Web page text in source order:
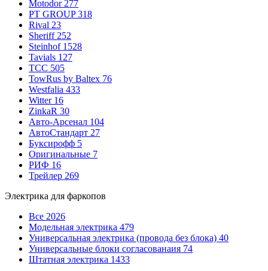
Motodor 277
PT GROUP 318
Rival 23
Sheriff 252
Steinhof 1528
Tavials 127
TCC 505
TowRus by Baltex 76
Westfalia 433
Witter 16
ZinkaR 30
Авто-Арсенал 104
АвтоСтандарт 27
Буксирофф 5
Оригинальные 7
РИФ 16
Трейлер 269
Электрика для фаркопов
Все 2026
Модельная электрика 479
Универсальная электрика (провода без блока) 40
Универсальные блоки согласованаия 74
Штатная электрика 1433